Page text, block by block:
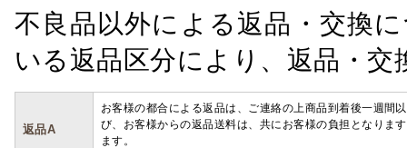
不良品以外による返品・交換
いる返品区分により、返品・
返品A
お客様の都合による返品は、ご連絡の上商品到着後一週間
び、お客様からの返品送料は、共にお客様の負担となりま
ます。